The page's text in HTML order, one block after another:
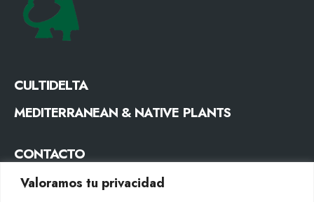
Valoramos tu privacidad
CULTIDELTA
MEDITERRANEAN & NATIVE PLANTS
CONTACTO
Tel. +34 977053013